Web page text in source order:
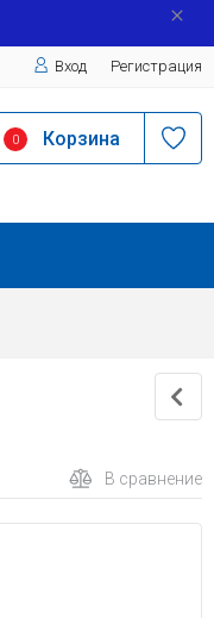
Вход Регистрация
0 Корзина
В сравнение